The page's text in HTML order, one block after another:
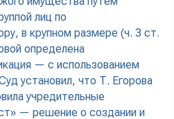
лиц по
в крупном размере (ч. 3 ст.
определена
— с использованием
установил, что Т. Егорова
учредительные
— решение о создании и